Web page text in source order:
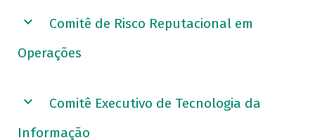
Comitê de Risco Reputacional em
Operações
Comitê Executivo de Tecnologia da
Informação